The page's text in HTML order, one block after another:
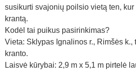
susikurti svajonių poilsio vietą ten,
krantą.
​Kodėl tai puikus pasirinkimas?
​Vieta: Sklypas Ignalinos r., Rimšės k.,
kranto.
​Laisvė kūrybai: 2,9 m x 5,1 m pirtelė